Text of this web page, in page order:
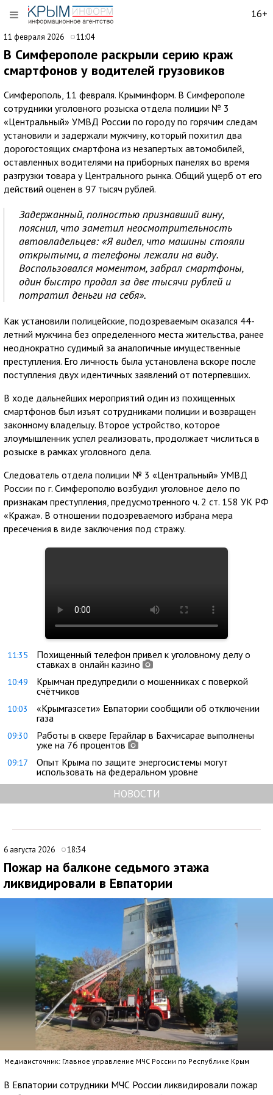
16+
11 февраля 2026 11:04
В Симферополе раскрыли серию краж
смартфонов у водителей грузовиков
Симферополь, 11 февраля. Крыминформ. В Симферополе
сотрудники уголовного розыска отдела полиции № 3
«Центральный» УМВД России по городу по горячим следам
установили и задержали мужчину, который похитил два
дорогостоящих смартфона из незапертых автомобилей,
оставленных водителями на приборных панелях во время
разгрузки товара у Центрального рынка. Общий ущерб от его
действий оценен в 97 тысяч рублей.
Задержанный, полностью признавший вину,
пояснил, что заметил неосмотрительность
автовладельцев: «Я видел, что машины стояли
открытыми, а телефоны лежали на виду.
Воспользовался моментом, забрал смартфоны,
один быстро продал за две тысячи рублей и
потратил деньги на себя».
Как установили полицейские, подозреваемым оказался 44-
летний мужчина без определенного места жительства, ранее
неоднократно судимый за аналогичные имущественные
преступления. Его личность была установлена вскоре после
поступления двух идентичных заявлений от потерпевших.
В ходе дальнейших мероприятий один из похищенных
смартфонов был изъят сотрудниками полиции и возвращен
законному владельцу. Второе устройство, которое
злоумышленник успел реализовать, продолжает числиться в
розыске в рамках уголовного дела.
Следователь отдела полиции № 3 «Центральный» УМВД
России по г. Симферополю возбудил уголовное дело по
признакам преступления, предусмотренного ч. 2 ст. 158 УК РФ
«Кража». В отношении подозреваемого избрана мера
пресечения в виде заключения под стражу.
11:35
Похищенный телефон привел к уголовному делу о
ставках в онлайн казино
10:49
Крымчан предупредили о мошенниках с поверкой
счётчиков
10:03
«Крымгазсети» Евпатории сообщили об отключении
газа
09:30
Работы в сквере Герайлар в Бахчисарае выполнены
уже на 76 процентов
09:17
Опыт Крыма по защите энергосистемы могут
использовать на федеральном уровне
НОВОСТИ
6 августа 2026 18:34
Пожар на балконе седьмого этажа
ликвидировали в Евпатории
Медиаисточник: Главное управление МЧС России по Республике Крым
В Евпатории сотрудники МЧС России ликвидировали пожар